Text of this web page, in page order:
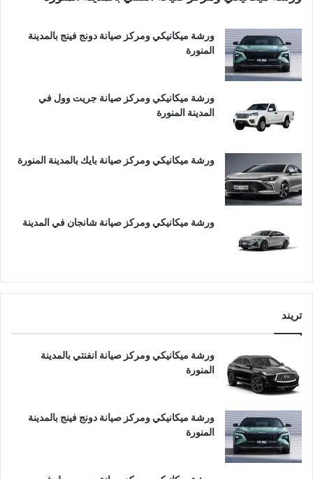
ورشة ميكانيكي ومركز صيانة دونج فينج بالمدينة
المنورة
ورشة ميكانيكي ومركز صيانة جريت وول في
المدينة المنورة
ورشة ميكانيكي ومركز صيانة بايك بالمدينة المنورة
ورشة ميكانيكي ومركز صيانة شانجان في المدينة
تريند
ورشة ميكانيكي ومركز صيانة انفنتي بالمدينة
المنورة
ورشة ميكانيكي ومركز صيانة دونج فينج بالمدينة
المنورة